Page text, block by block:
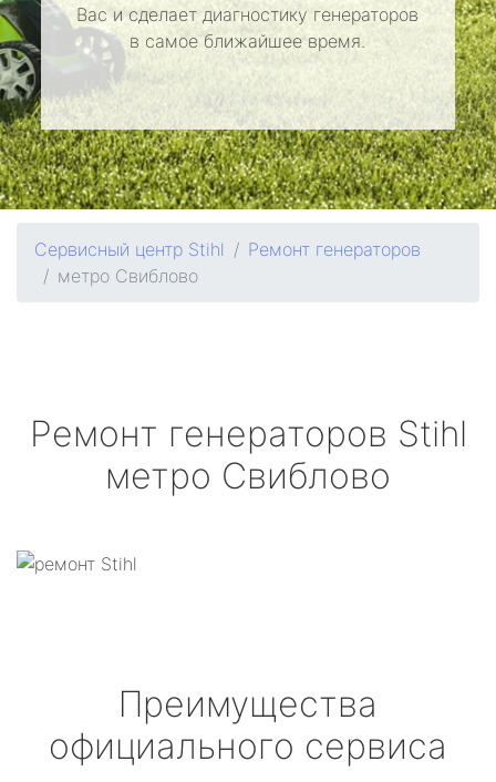
Вас и сделает диагностику генераторов
в самое ближайшее время.
Сервисный центр Stihl
Ремонт генераторов
метро Свиблово
Ремонт генераторов Stihl
метро Свиблово
Преимущества
официального сервиса